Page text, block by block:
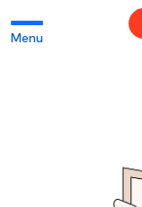
Menu